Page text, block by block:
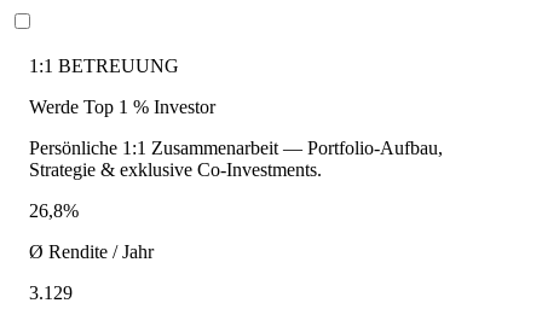
1:1 BETREUUNG
Werde Top 1 % Investor
Persönliche 1:1 Zusammenarbeit — Portfolio-Aufbau,
Strategie & exklusive Co-Investments.
26,8%
Ø Rendite / Jahr
3.129